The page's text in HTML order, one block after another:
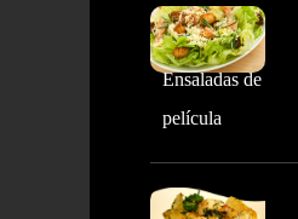
Ensaladas de
película